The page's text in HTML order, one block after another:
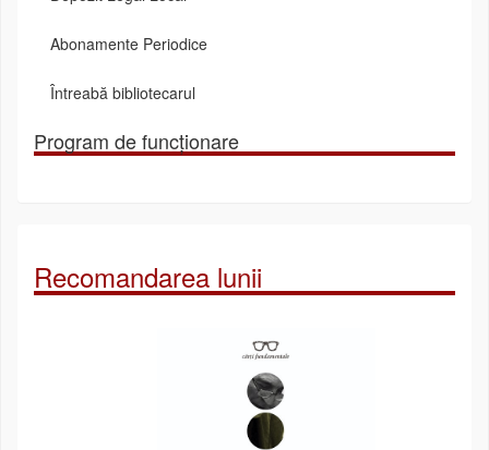
Abonamente Periodice
Întreabă bibliotecarul
Program de funcționare
Recomandarea lunii